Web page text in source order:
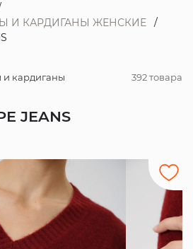
И КАРДИГАНЫ ЖЕНСКИЕ
кардиганы 392 товара
JEANS